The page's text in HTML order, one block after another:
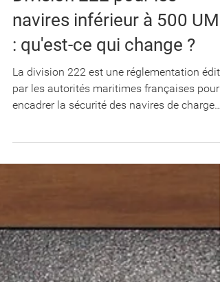
Division 222 pour les
navires inférieur à 500 UMS
: qu'est-ce qui change ?
La division 222 est une réglementation